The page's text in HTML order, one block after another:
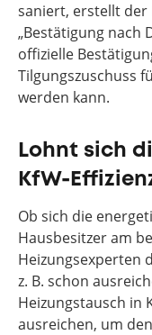
saniert, erstellt der
„Bestätigung nach
offizielle
Tilgungszuschuss
werden kann.
Lohnt sich
KfW-
Ob sich die
Hausbesitzer am
Heizungsexperten
z. B. schon
Heizungstausch in
ausreichen, um